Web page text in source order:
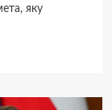
яку